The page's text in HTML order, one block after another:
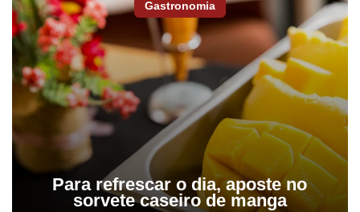
Foram contratados Juninho, Luan e Anderson Souza. O primeiro
defendeu a Unifil/Colégio Londrinense na Chave Prata do ano
passado. Luan é de Apucarana, mas jogou nos times do Campo
Mourão e São José dos Pinhais, enquanto Anderson já atuou
pelo São Lucas de Paranavaí e estava jogando o Campeonato
Gastronomia
Para refrescar o dia, aposte no
sorvete caseiro de manga